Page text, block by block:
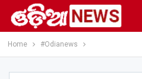
Home #Odianews